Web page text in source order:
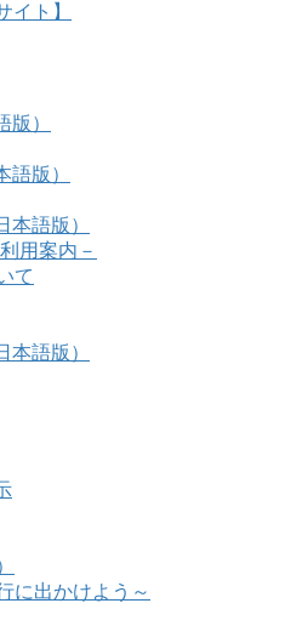
）
版）
語版）
用案内－
て
本語版）
に出かけよう～